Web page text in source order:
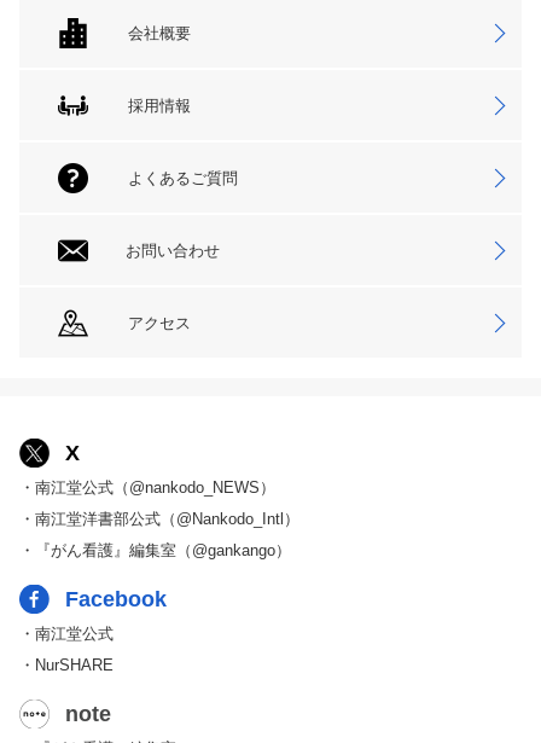
会社概要
採用情報
よくあるご質問
お問い合わせ
アクセス
X
・南江堂公式（@nankodo_NEWS）
・南江堂洋書部公式（@Nankodo_Intl）
・『がん看護』編集室（@gankango）
Facebook
・南江堂公式
・NurSHARE
note